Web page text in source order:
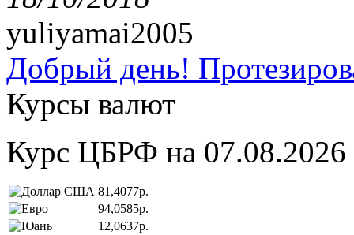
yuliyamai2005
Добрый день!
Курсы валют
Курс ЦБРФ на 07.08.2026
81,4077р.
94,0585р.
12,0637р.